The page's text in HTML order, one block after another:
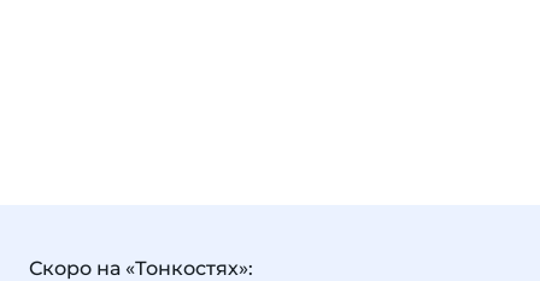
Скоро на «Тонкостях»: